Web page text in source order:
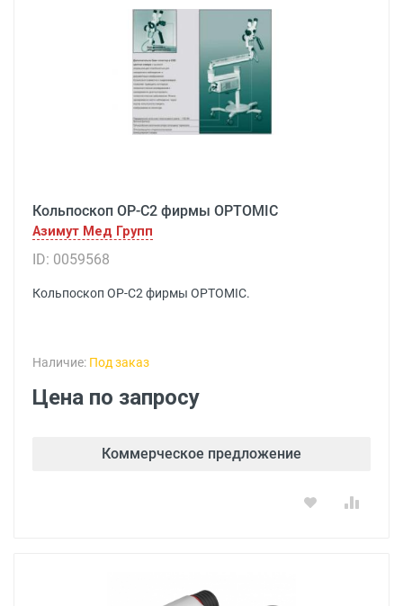
Кольпоскоп OP-C2 фирмы OPTOMIC
Азимут Мед Групп
ID: 0059568
Кольпоскоп OP-C2 фирмы OPTOMIC.
Наличие: Под заказ
Цена по запросу
Коммерческое предложение